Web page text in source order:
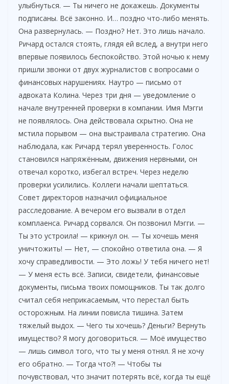
улыбнуться. — Ты ничего не докажешь. Документы
подписаны. Всё законно. И… поздно что-либо менять.
Она развернулась. — Поздно? Нет. Это лишь начало.
Ричард остался стоять, глядя ей вслед, а внутри него
впервые появилось беспокойство. Этой ночью к нему
пришли звонки от двух журналистов с вопросами о
финансовых нарушениях. Наутро — письмо от
адвоката Колина. Через три дня — уведомление о
начале внутренней проверки в компании. Имя Мэгги
не появлялось. Она действовала скрытно. Она не
мстила порывом — она выстраивала стратегию. Она
наблюдала, как Ричард терял уверенность. Голос
становился напряжённым, движения нервными, он
отвечал коротко, избегал встреч. Через неделю
проверки усилились. Коллеги начали шептаться.
Совет директоров назначил официальное
расследование. А вечером его вызвали в отдел
комплаенса. Ричард сорвался. Он позвонил Мэгги. —
Ты это устроила! — крикнул он. — Ты хочешь меня
уничтожить! — Нет, — спокойно ответила она. — Я
хочу справедливости. — Это ложь! У тебя ничего нет!
— У меня есть всё. Записи, свидетели, финансовые
документы, письма твоих помощников. Ты так долго
считал себя неприкасаемым, что перестал быть
осторожным. На линии повисла тишина. Затем
тяжелый выдох. — Чего ты хочешь? Деньги? Вернуть
имущество? Я могу договориться. — Моё имущество
— лишь символ того, что ты у меня отнял. Я не хочу
его обратно. — Тогда что?! — Чтобы ты
почувствовал, что значит потерять всё, когда ты ещё